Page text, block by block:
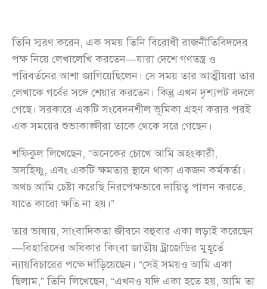
তিনি স্মরণ করেন, এক সময় তিনি বিরোধী রাজনীতিবিদদের
পক্ষ নিয়ে লেখালেখি করতেন—যারা দেশে গণতন্ত্র ও
পরিবর্তনের আশা জাগিয়েছিলেন। সে সময় তার আত্মীয়রা তার
লেখাকে গর্বের সঙ্গে শেয়ার করতেন। কিন্তু এখন দৃশ্যপট বদলে
গেছে। সরকারে একটি সংবেদনশীল ভূমিকা গ্রহণ করার পরই
এক সময়ের শুভাকাঙ্ক্ষীরা তাকে থেকে সরে গেছেন।
শফিকুল লিখেছেন, “অনেকের চোখে আমি অহংকারী,
অসহিষ্ণু, এবং একটি ক্ষমতার স্থানে থাকা একজন কর্মকর্তা।
অথচ আমি চেষ্টা করেছি নিরপেক্ষভাবে দায়িত্ব পালন করতে,
যাতে কারো ক্ষতি না হয়।”
তার ভাষায়, সাংবাদিকতা জীবনে বহুবার একা লড়াই করেছেন
—বিহারিদের অধিকার কিংবা জাতীয় ট্রাজেডির মুহূর্তে
ন্যায়বিচারের পক্ষে দাঁড়িয়েছেন। “সেই সময়ও আমি একা
ছিলাম,” তিনি লিখেছেন, “এখনও যদি একা হতে হয়, আমি তা